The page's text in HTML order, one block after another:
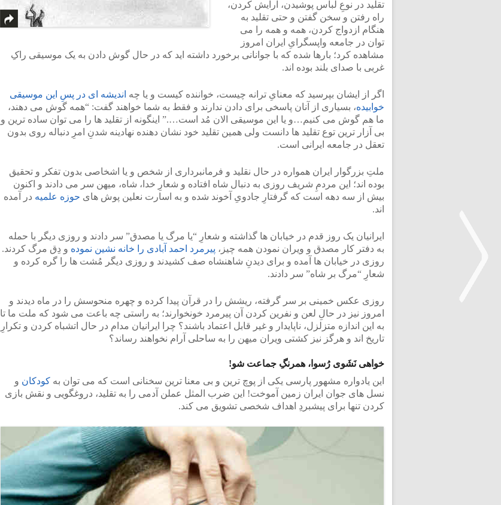
تقلید در نوعِ لباس پوشیدن، آرایش کردن،
راه رفتن و سخن گفتن و حتی تقلید به
هنگام ازدواج کردن، همه و همه را می
توان در جامعه واپسگرایِ ایران امروز
مشاهده کرد؛ بارها شده که با جوانانی برخورد داشته اید که در حال گوش دادن به یک موسیقی راکِ
غربی با صدای بلند بوده اند.
اگر از ایشان بپرسید که معنایِ ترانه چیست، خواننده کیست و یا چه اندیشه ای در پسِ این موسیقی
خوابیده، بسیاری از آنان پاسخی برای دادن ندارند و فقط به شما خواهند گفت: “همه گوش می دهند،
ما هم گوش می کنیم…و یا این موسیقی الان مُد است….” اینگونه از تقلید ها را می توان ساده ترین و
بی آزار ترین توع تقلید ها دانست ولی همین تقلید خود نشان دهنده نهادینه شدنِ امرِ دنباله روی بدون
تعقل در جامعه ایرانی است.
ملتِ بزرگوار ایران همواره در حال نقلید و فرمانبرداری از شخص و یا اشخاصی بدون تفکر و تحقیق
بوده اند؛ این مردمِ شریف روزی به دنبال شاه افتاده و شعارِ خدا، شاه، میهن سر می دادند و اکنون
بیش از سه دهه است که گرفتارِ جادویِ آخوند شده و به اسارت نعلین پوش های حوزه علمیه در آمده
اند.
ایرانیان یک روز قدم در خیابان ها گذاشته و شعارِ “یا مرگ یا مصدق” سر دادند و روزی دیگر با حمله
به دفتر کار مصدق و ویران نمودن همه چیز، پیرمرد احمد آبادی را خانه نشین نموده و دِق مرگ کردند.
روزی در خیابان ها آمده و برای دیدنِ شاهنشاه صف کشیدند و روزی دیگر مُشت ها را گره کرده و
شعارِ “مرگ بر شاه” سر دادند.
روزی عکس خمینی بر سر گرفته، ریشش را در قرآن پیدا کرده و چهره منحوسش را در ماه دیدند و
امروز نیز در حالِ لعن و نفرین کردن آن پیرمرد خونخوارند؛ به راستی چه باعت می شود که ملت ما تا
به این اندازه متزلزل، ناپایدار و غیر قابل اعتماد باشند؟ چرا ایرانیان مدام در حال اتشباه کردن و تکرارِ
تاریخ اند و هرگز نیز کشتی ویران میهن را به ساحلی آرام نخواهند رساند؟
خواهی نَشَوی رُسوا، همرنگِ جماعت شو!
این یادواره مشهور پارسی یکی از پوچ ترین و بی معنا ترین سخنانی است که می توان به کودکان و
نسل های جوان ایران زمین آموخت! این ضرب المثل عملن آدمی را به تقلید، دروغگویی و نقش بازی
کردن تنها برای پیشبردِ اهداف شخصی تشویق می کند.